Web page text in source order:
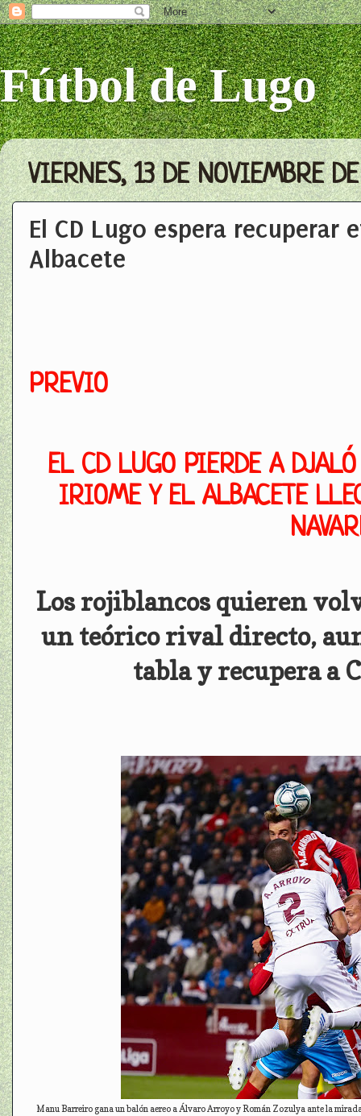
Fútbol de Lugo
VIERNES, 13 DE NOVIEMBRE
El CD Lugo espera recuperar
Albacete
PREVIO
EL CD LUGO PIERDE A
IRIOME Y EL ALBACETE
Los rojiblancos quieren
un teórico rival directo,
tabla y recupera a
Manu Barreiro gana un balón aereo a Álvaro Arroyo y Román Zozulya ante la